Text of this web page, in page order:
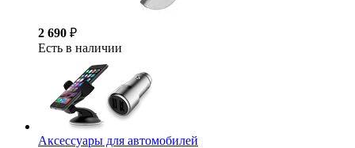
2 690 ₽
Есть в наличии
Аксессуары для автомобилей